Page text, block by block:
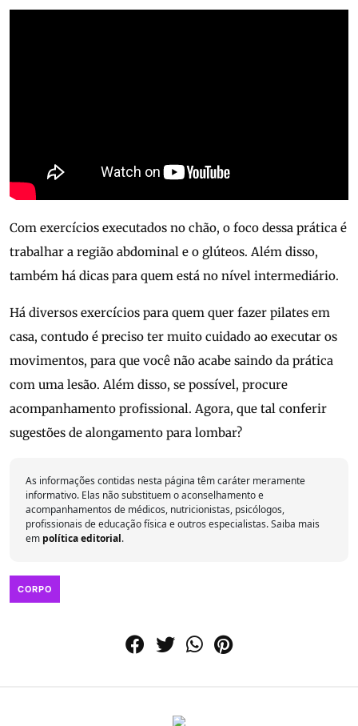
Com exercícios executados no chão, o foco dessa prática é
trabalhar a região abdominal e o glúteos. Além disso,
também há dicas para quem está no nível intermediário.
Há diversos exercícios para quem quer fazer pilates em
casa, contudo é preciso ter muito cuidado ao executar os
movimentos, para que você não acabe saindo da prática
com uma lesão. Além disso, se possível, procure
acompanhamento profissional. Agora, que tal conferir
sugestões de alongamento para lombar?
As informações contidas nesta página têm caráter meramente
informativo. Elas não substituem o aconselhamento e
acompanhamentos de médicos, nutricionistas, psicólogos,
profissionais de educação física e outros especialistas. Saiba mais
em política editorial.
CORPO